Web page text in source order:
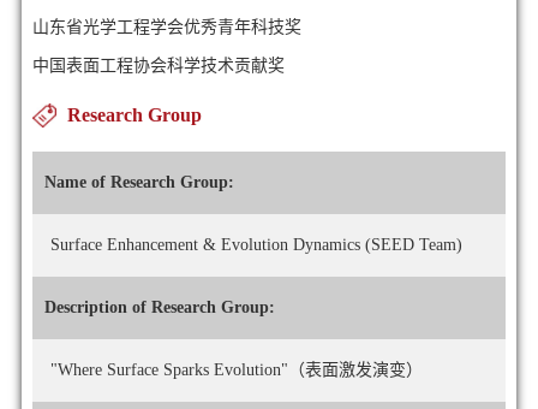
山东省光学工程学会优秀青年科技奖
中国表面工程协会科学技术贡献奖
Research Group
Name of Research Group:
Surface Enhancement & Evolution Dynamics (SEED Team)
Description of Research Group:
"Where Surface Sparks Evolution"（表面激发演变）